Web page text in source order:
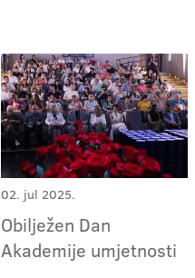
02. jul 2025.
Obilježen Dan
Akademije umjetnosti